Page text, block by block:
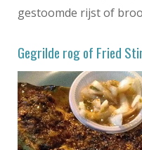
gestoomde rijst of
Gegrilde rog of Fried